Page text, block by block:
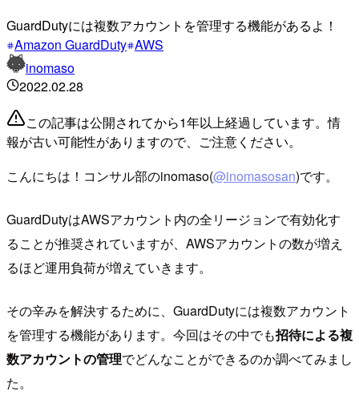
GuardDutyには複数アカウントを管理する機能があるよ！
Amazon GuardDuty AWS
inomaso
2022.02.28
この記事は公開されてから1年以上経過しています。情
報が古い可能性がありますので、ご注意ください。
こんにちは！コンサル部のinomaso(@inomasosan)です。
GuardDutyはAWSアカウント内の全リージョンで有効化す
ることが推奨されていますが、AWSアカウントの数が増え
るほど運用負荷が増えていきます。
その辛みを解決するために、GuardDutyには複数アカウント
を管理する機能があります。今回はその中でも招待による複
数アカウントの管理でどんなことができるのか調べてみまし
た。